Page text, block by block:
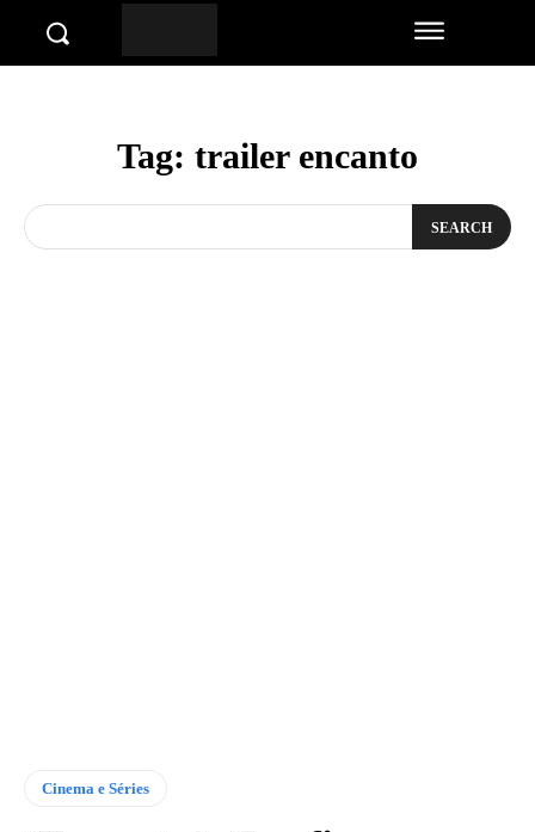
Tag: trailer encanto
SEARCH
Cinema e Séries